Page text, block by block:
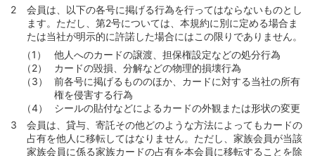
第3編 退会、会員資格の取消その他の条項
第121条 （反社会的勢力の排除）
第122条 （会員区分の変更等）
第123条 （国際ブランドの変更）
第124条 （会員区分または国際ブランドの変更の場合に
おけるカードの取扱い）
第125条 （本規約等の変更）
第126条 （退会）
会員は、以下の各号に掲げる行為を行ってはならないものとし
ます。ただし、第2号については、本規約に別に定める場合ま
たは当社が明示的に許諾した場合にはこの限りでありません。
他人へのカードの譲渡、担保権設定などの処分行為
カードの毀損、分解などの物理的損壊行為
前各号に掲げるもののほか、カードに対する当社の所有
権を侵害する行為
シールの貼付などによるカードの外観または形状の変更
会員は、貸与、寄託その他どのような方法によってもカードの
占有を他人に移転してはなりません。ただし、家族会員が当該
家族会員に係る家族カードの占有を本会員に移転することを除